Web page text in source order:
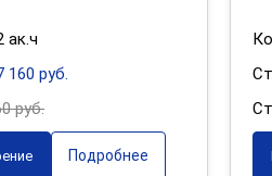
ак.ч
160 руб.
руб.
Подробнее